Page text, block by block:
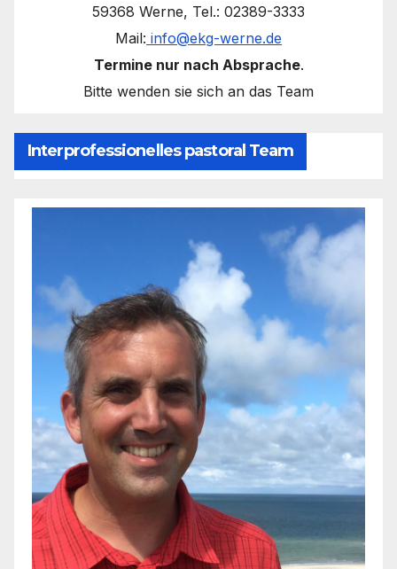
59368 Werne, Tel.: 02389-3333
Mail: info@ekg-werne.de
Termine nur nach Absprache.
Bitte wenden sie sich an das Team
Interprofessionelles pastoral Team